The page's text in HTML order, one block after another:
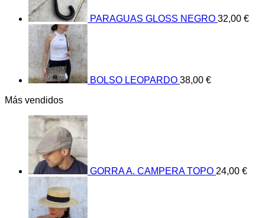
PARAGUAS GLOSS NEGRO 32,00 €
BOLSO LEOPARDO 38,00 €
Más vendidos
GORRA A. CAMPERA TOPO 24,00 €